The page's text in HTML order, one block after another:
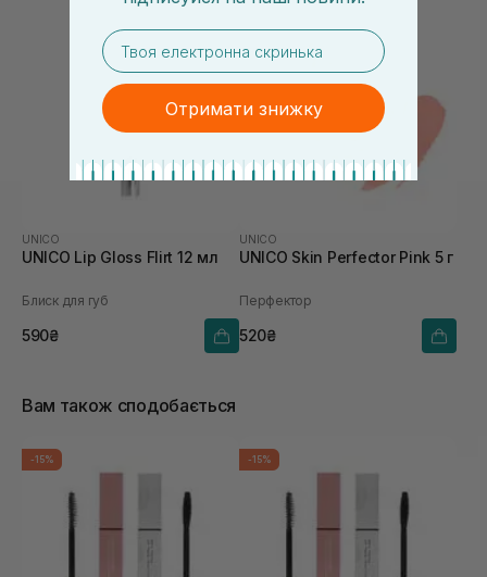
UNICO
UNICO Lip Gloss Flirt 12 мл
Блиск для губ
590₴
UNICO
UNICO Skin Perfector Pink 5 г
Перфектор
520₴
Вам також сподобається
-15% -15%
email
Отримати знижку